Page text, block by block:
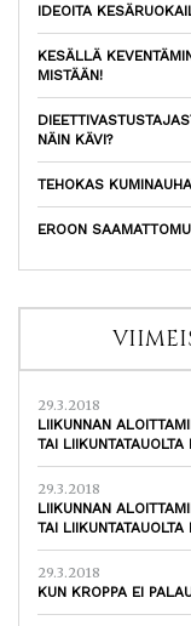
IDEOITA
KESÄLLÄ
MISTÄÄN!
NÄIN KÄVI?
TEHOKAS
EROON
29.3.2018
LIIKUNNAN
TAI LIIKUNTATAUOLTA
29.3.2018
LIIKUNNAN
TAI LIIKUNTATAUOLTA
29.3.2018
KUN KROPPA EI